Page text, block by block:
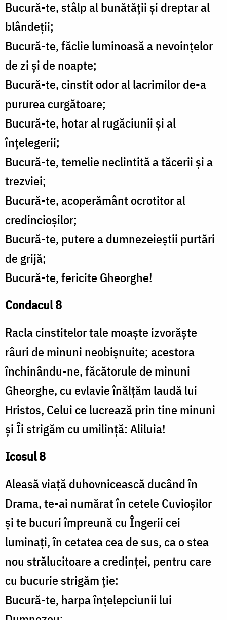
Bucură-te, stâlp al bunătății și dreptar al
blândeții;
Bucură-te, făclie luminoasă a nevoințelor
de zi și de noapte;
Bucură-te, cinstit odor al lacrimilor de-a
pururea curgătoare;
Bucură-te, hotar al rugăciunii și al
înțelegerii;
Bucură-te, temelie neclintită a tăcerii și a
trezviei;
Bucură-te, acoperământ ocrotitor al
credincioșilor;
Bucură-te, putere a dumnezeieștii purtări
de grijă;
Bucură-te, fericite Gheorghe!
Condacul 8
Racla cinstitelor tale moaște izvorăște
râuri de minuni neobișnuite; acestora
închinându-ne, făcătorule de minuni
Gheorghe, cu evlavie înălțăm laudă lui
Hristos, Celui ce lucrează prin tine minuni
și Îi strigăm cu umilință: Aliluia!
Icosul 8
Aleasă viață duhovnicească ducând în
Drama, te-ai numărat în cetele Cuvioșilor
și te bucuri împreună cu Îngerii cei
luminați, în cetatea cea de sus, ca o stea
nou strălucitoare a credinței, pentru care
cu bucurie strigăm ție:
Bucură-te, harpa înțelepciunii lui